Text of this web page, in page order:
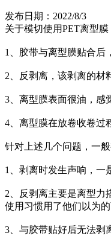
发布日期：2022/8/3
关于模切使用PET离型
1、胶带与离型膜贴合后
2、反剥离，该剥离的材
3、离型膜表面很油，感
4、离型膜在放卷收卷过
针对上述几个问题，一般
1、剥离时发生声响，一
2、反剥离主要是离型力
使用习惯用了他们以为
3、与胶带贴好后无法剥